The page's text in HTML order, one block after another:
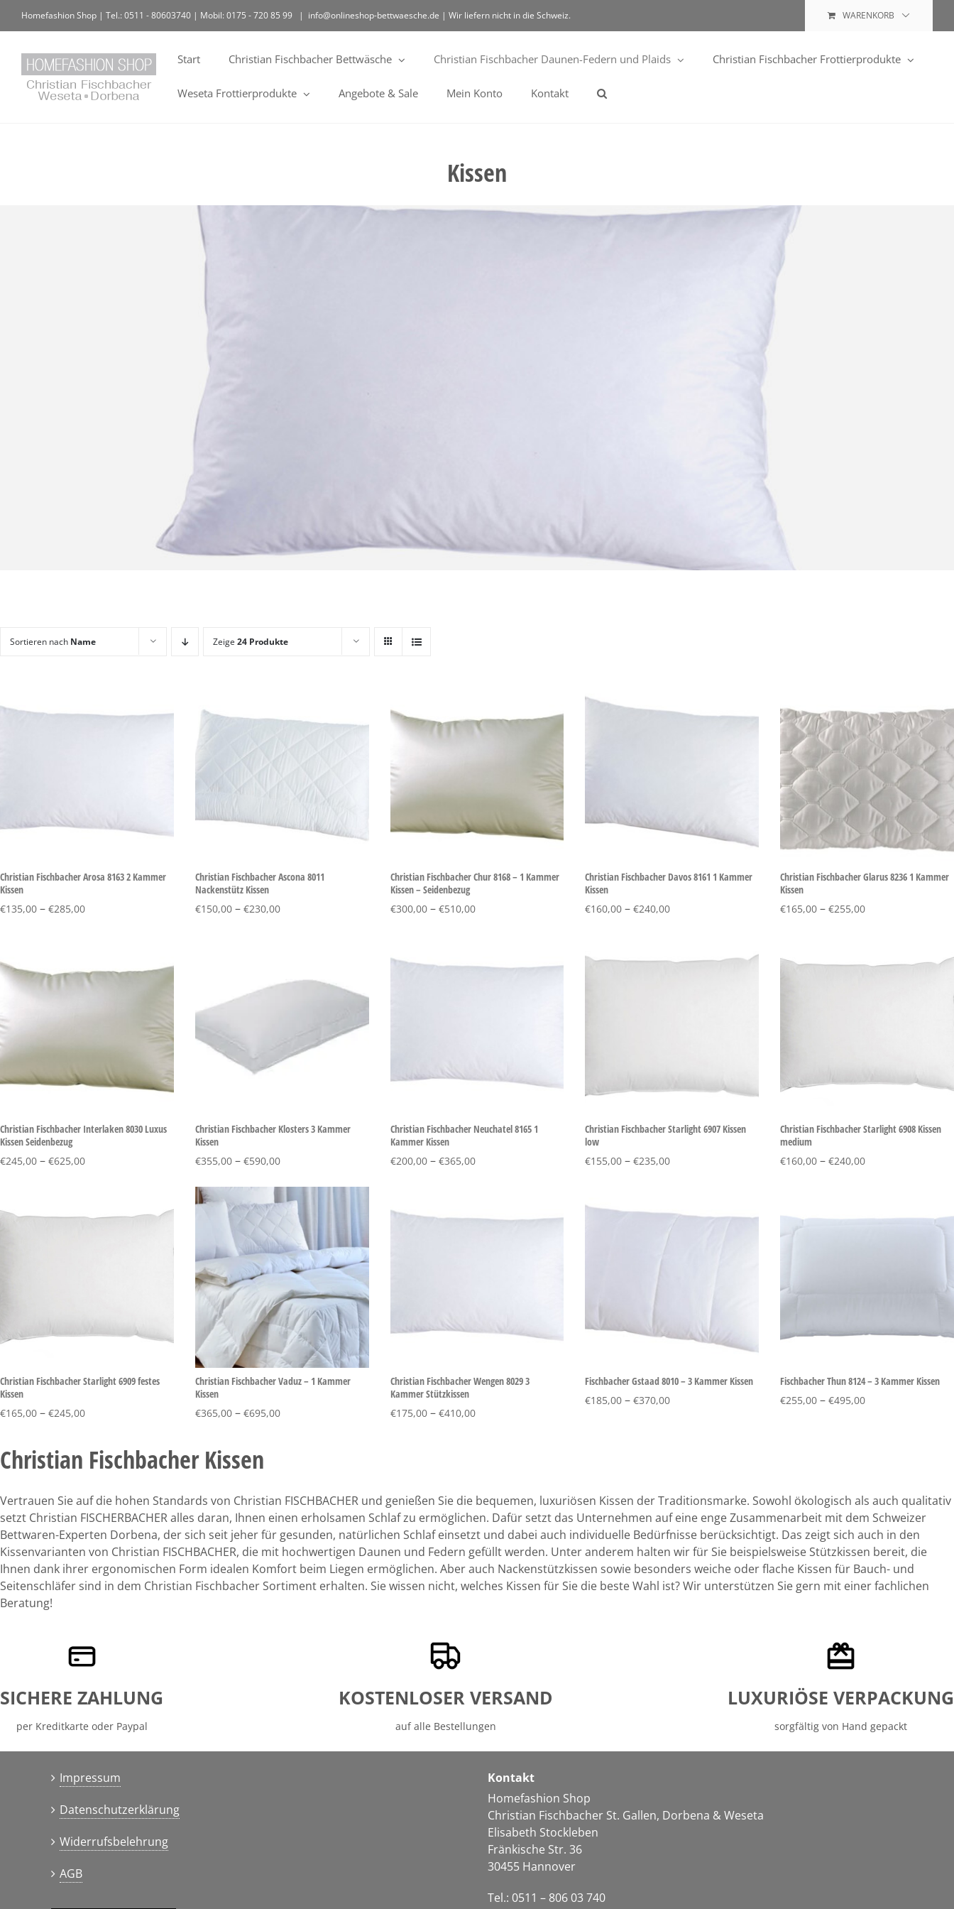
Homefashion Shop | Tel.: 0511 - 80603740 | Mobil: 0175 - 720 85 99 | info@onlineshop-bettwaesche.de | Wir liefern nicht in die Schweiz. WARENKORB
Start Christian Fischbacher Bettwäsche Christian Fischbacher Daunen-Federn und Plaids Christian Fischbacher Frottierprodukte
Weseta Frottierprodukte Angebote & Sale Mein Konto Kontakt
Kissen
Sortieren nach Name Zeige 24 Produkte
Christian Fischbacher Arosa 8163 2 Kammer
Kissen
€135,00 – €285,00
Christian Fischbacher Ascona 8011
Nackenstütz Kissen
€150,00– €230,00
Christian Fischbacher Chur 8168 – 1 Kammer
Kissen – Seidenbezug
€300,00– €510,00
Christian Fischbacher Davos 8161 1 Kammer
Kissen
€160,00 –€240,00
Christian Fischbacher Glarus 8236 1 Kammer
Kissen
€165,00 –€255,00
Christian Fischbacher Interlaken 8030 Luxus
Kissen Seidenbezug
€245,00 – €625,00
Christian Fischbacher Klosters 3 Kammer
Kissen
€355,00– €590,00
Christian Fischbacher Neuchatel 8165 1
Kammer Kissen
€200,00– €365,00
Christian Fischbacher Starlight 6907 Kissen
low
€155,00 –€235,00
Christian Fischbacher Starlight 6908 Kissen
medium
€160,00 –€240,00
Christian Fischbacher Starlight 6909 festes
Kissen
€165,00 – €245,00
Christian Fischbacher Vaduz – 1 Kammer
Kissen
€365,00– €695,00
Christian Fischbacher Wengen 8029 3
Kammer Stützkissen
€175,00– €410,00
Fischbacher Gstaad 8010 – 3 Kammer Kissen
€185,00 –€370,00
Fischbacher Thun 8124 – 3 Kammer Kissen
€255,00 –€495,00
Christian Fischbacher Kissen
Vertrauen Sie auf die hohen Standards von Christian FISCHBACHER und genießen Sie die bequemen, luxuriösen Kissen der Traditionsmarke. Sowohl ökologisch als auch qualitativ
setzt Christian FISCHERBACHER alles daran, Ihnen einen erholsamen Schlaf zu ermöglichen. Dafür setzt das Unternehmen auf eine enge Zusammenarbeit mit dem Schweizer
Bettwaren-Experten Dorbena, der sich seit jeher für gesunden, natürlichen Schlaf einsetzt und dabei auch individuelle Bedürfnisse berücksichtigt. Das zeigt sich auch in den
Kissenvarianten von Christian FISCHBACHER, die mit hochwertigen Daunen und Federn gefüllt werden. Unter anderem halten wir für Sie beispielsweise Stützkissen bereit, die
Ihnen dank ihrer ergonomischen Form idealen Komfort beim Liegen ermöglichen. Aber auch Nackenstützkissen sowie besonders weiche oder flache Kissen für Bauch- und
Seitenschläfer sind in dem Christian Fischbacher Sortiment erhalten. Sie wissen nicht, welches Kissen für Sie die beste Wahl ist? Wir unterstützen Sie gern mit einer fachlichen
Beratung!
SICHERE ZAHLUNG
per Kreditkarte oder Paypal
KOSTENLOSER VERSAND
auf alle Bestellungen
LUXURIÖSE VERPACKUNG
sorgfältig von Hand gepackt
Impressum
Datenschutzerklärung
Widerrufsbelehrung
AGB
Kontakt
Homefashion Shop
Christian Fischbacher St. Gallen, Dorbena & Weseta
Elisabeth Stockleben
Fränkische Str. 36
30455 Hannover
Tel.: 0511 – 806 03 740